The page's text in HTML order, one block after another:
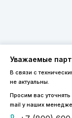
Уважаемые
В связи с
не актуальны.
Просим вас
mail у наших
8 (800) 600-
ПН-ПТ 9:00 - 18:00